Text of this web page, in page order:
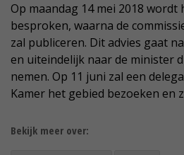
Op maandag 14 mei 2018
besproken, waarna de
zal publiceren. Dit advies gaat
en uiteindelijk naar de minister
nemen. Op 11 juni zal een
Kamer het gebied bezoeken en
Bekijk meer over: